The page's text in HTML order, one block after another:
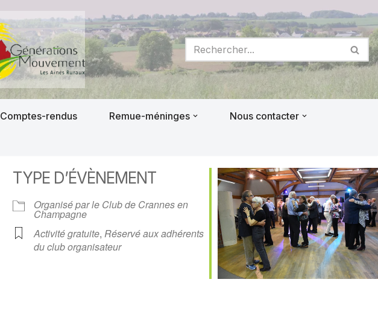
Comptes-rendus Remue-méninges
Nous contacter
Office 365
TYPE D’ÉVÈNEMENT
Organisé par le Club de Crannes en
Champagne
Activité gratuite, Réservé aux adhérents
du club organisateur